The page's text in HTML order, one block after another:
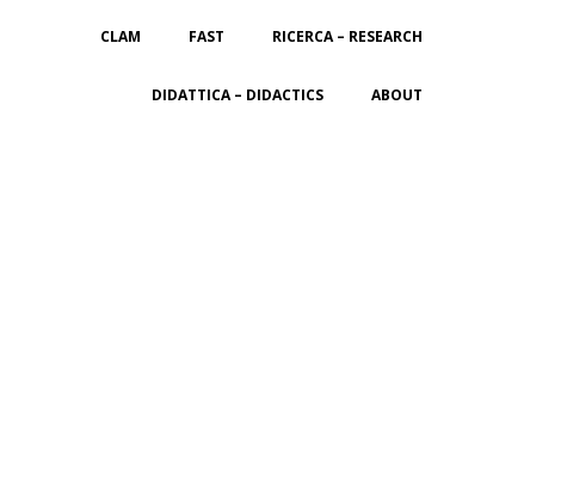
CLAM FAST RICERCA – RESEARCH
DIDATTICA – DIDACTICS ABOUT